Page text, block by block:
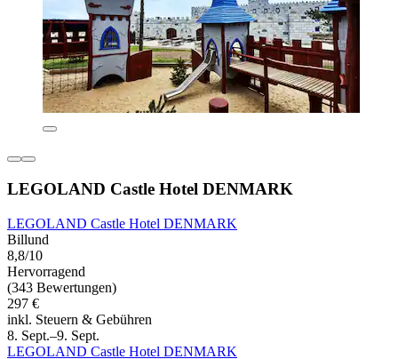
LEGOLAND Castle Hotel DENMARK
LEGOLAND Castle Hotel DENMARK
Billund
8,8/10
Hervorragend
(343 Bewertungen)
297 €
inkl. Steuern & Gebühren
8. Sept.–9. Sept.
LEGOLAND Castle Hotel DENMARK